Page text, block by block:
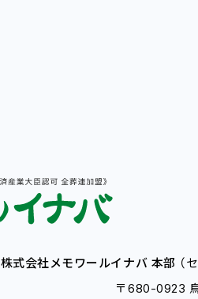
株式会社メモワールイナバ 本部 （
〒680-0923